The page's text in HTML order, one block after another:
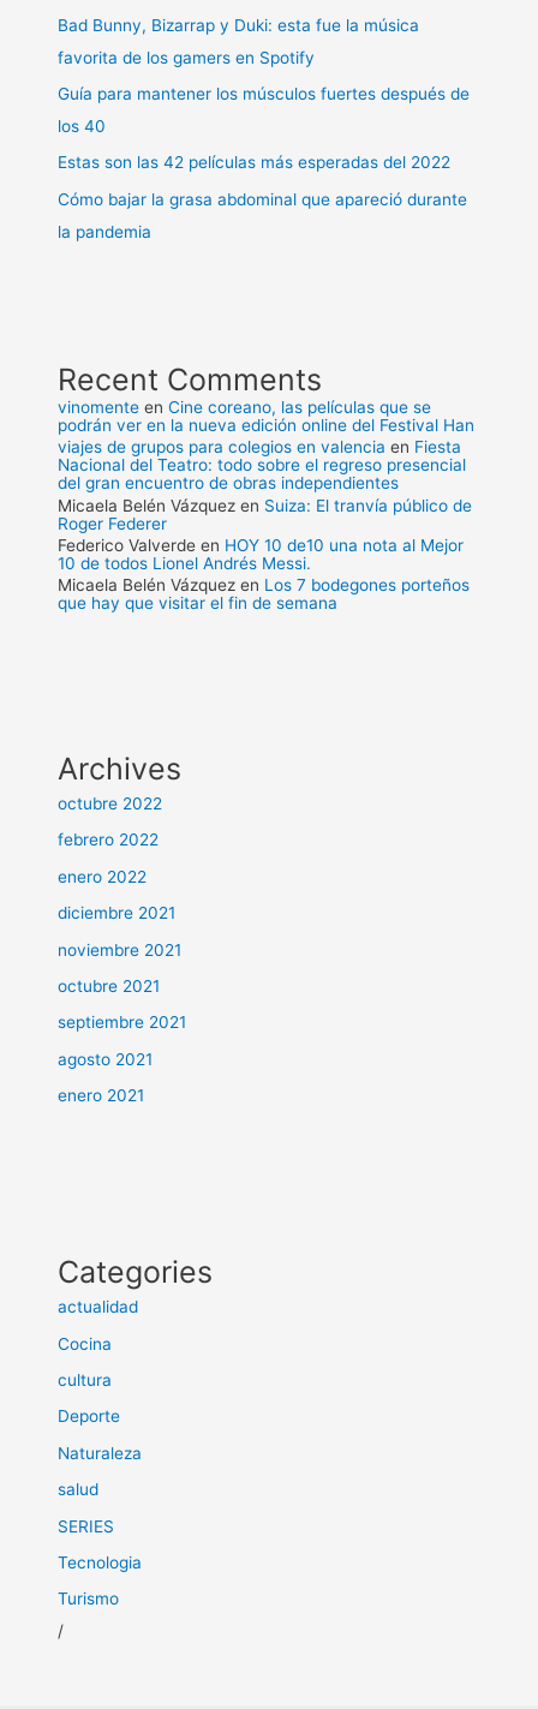
Bad Bunny, Bizarrap y Duki: esta fue la música
favorita de los gamers en Spotify
Guía para mantener los músculos fuertes después de
los 40
Estas son las 42 películas más esperadas del 2022
Cómo bajar la grasa abdominal que apareció durante
la pandemia
Recent Comments
vinomente enCine coreano, las películas que se
podrán ver en la nueva edición online del Festival Han
viajes de grupos para colegios en valencia en Fiesta
Nacional del Teatro: todo sobre el regreso presencial
del gran encuentro de obras independientes
Micaela Belén Vázquez en Suiza: El tranvía público de
Roger Federer
Federico Valverde en HOY 10 de10 una nota al Mejor
10 de todos Lionel Andrés Messi.
Micaela Belén Vázquez en Los 7 bodegones porteños
que hay que visitar el fin de semana
Archives
octubre 2022
febrero 2022
enero 2022
diciembre 2021
noviembre 2021
octubre 2021
septiembre 2021
agosto 2021
enero 2021
Categories
actualidad
Cocina
cultura
Deporte
Naturaleza
salud
SERIES
Tecnologia
Turismo
/